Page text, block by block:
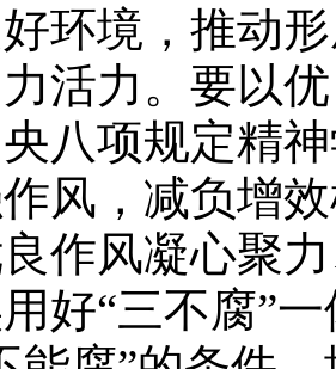
环境，推动
活力。要以
八项规定精
风，减负增
作风凝心聚
好“三不腐”